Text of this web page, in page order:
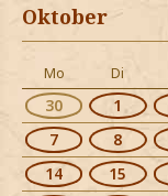
Oktober
Mo Di
30 1
7
8
14
15